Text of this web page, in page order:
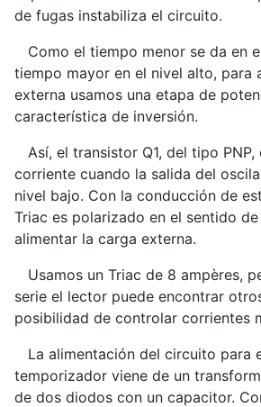
de fugas instabiliza el circuito.
Como el tiempo menor se da en
tiempo mayor en el nivel alto, para
externa usamos una etapa de
característica de inversión.
Así, el transistor Q1, del tipo PNP,
corriente cuando la salida del
nivel bajo. Con la conducción de
Triac es polarizado en el sentido
alimentar la carga externa.
Usamos un Triac de 8 ampères,
serie el lector puede encontrar
posibilidad de controlar corrientes
La alimentación del circuito para
temporizador viene de un
de dos diodos con un capacitor.